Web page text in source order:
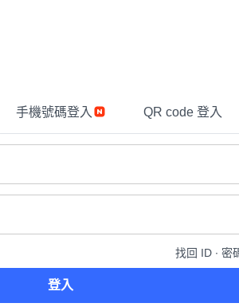
手機號碼登入 QR code 登入
找回 ID ∙ 密
登入